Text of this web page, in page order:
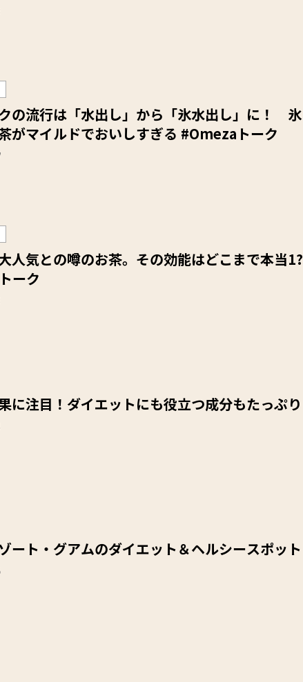
の流行は「水出し」から「氷水出し」に！ 氷
がマイルドでおいしすぎる #Omezaトーク
人気との噂のお茶。その効能はどこまで本当1?
ーク
に注目！ダイエットにも役立つ成分もたっぷり
ート・グアムのダイエット＆ヘルシースポット